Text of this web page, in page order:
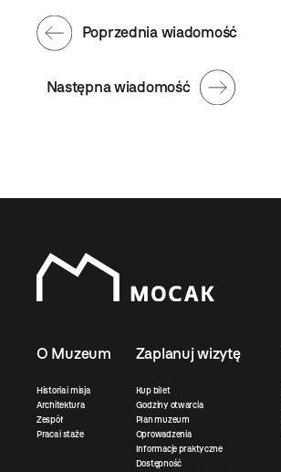
Następna wiadomość
Poprzednia wiadomość
O Muzeum
Historia i misja
Architektura
Zespół
Praca i staże
Zaplanuj wizytę
Kup bilet
Godziny otwarcia
Plan muzeum
Oprowadzenia
Informacje praktyczne
Dostępność